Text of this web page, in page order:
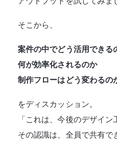
そこから、
案件の中でどう活用できる
何が効率化されるのか
制作フローはどう変わるの
をディスカッション。
「これは、今後のデザイン
その認識は、全員で共有で